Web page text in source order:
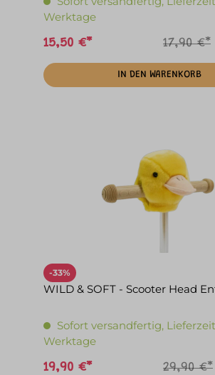
Werktage
15,50 €* 17,90 €*
IN DEN WARENKORB
-33%
WILD & SOFT - Scooter Head
Sofort versandfertig, Lieferzeit
Werktage
19,90 €* 29,90 €*